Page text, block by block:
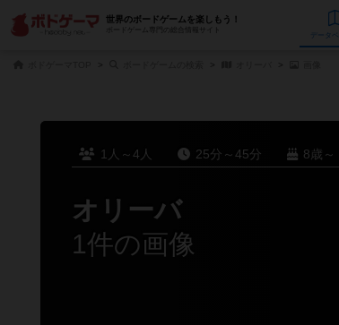
世界のボードゲームを楽しもう！
ボードゲーム専門の総合情報サイト
1人～4人 25分～45分 8歳～
オリーバ
1件の画像